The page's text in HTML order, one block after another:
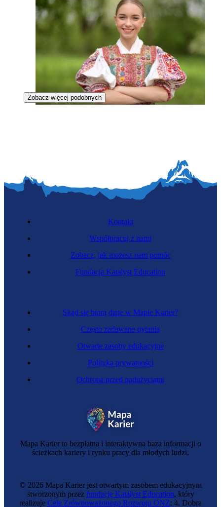
Korektorka tekstu
Zobacz więcej podobnych
Mapa Karier to bezpłatna i interaktywna baza informacji o
ścieżkach kariery i rynku pracy dla młodych ludzi.
Skąd się biorą dane w Mapie Karier?
Często zadawane pytania
Otwarte zasoby edukacyjne
Polityka prywatności
Ochrona przed nadużyciami
Kontakt
Współpracuj z nami
Zobacz, jak możesz nam pomóc
Fundacja Katalyst Education
© 2026 Mapa Karier jest otwartym zasobem edukacyjnym
stworzonym przez fundację Katalyst Education, który
realizuje Cele Zrównoważonego Rozwoju ONZ: 4. Dobra